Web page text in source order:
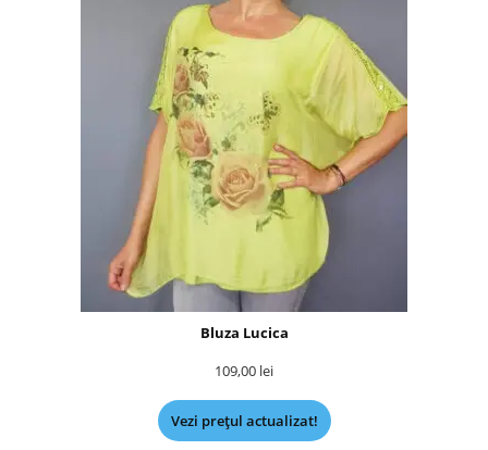
Bluza Lucica
109,00 lei
Vezi prețul actualizat!